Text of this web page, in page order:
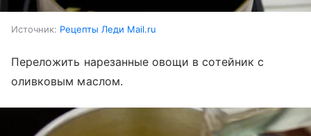
Источник: Рецепты Леди Mail.ru
Переложить нарезанные овощи в сотейник с
оливковым маслом.